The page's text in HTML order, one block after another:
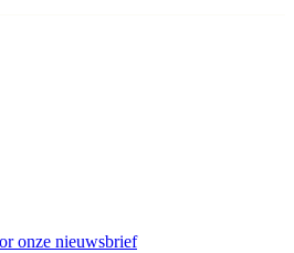
onze nieuwsbrief